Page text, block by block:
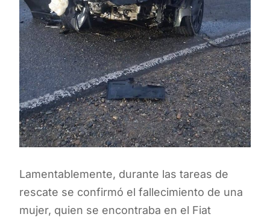
Lamentablemente, durante las tareas de
rescate se confirmó el fallecimiento de una
mujer, quien se encontraba en el Fiat